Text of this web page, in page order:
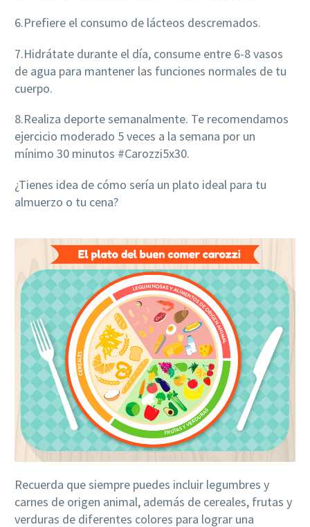
6.Prefiere el consumo de lácteos descremados.
7.Hidrátate durante el día, consume entre 6-8 vasos
de agua para mantener las funciones normales de tu
cuerpo.
8.Realiza deporte semanalmente. Te recomendamos
ejercicio moderado 5 veces a la semana por un
mínimo 30 minutos #Carozzi5x30.
¿Tienes idea de cómo sería un plato ideal para tu
almuerzo o tu cena?
Recuerda que siempre puedes incluir legumbres y
carnes de origen animal, además de cereales, frutas y
verduras de diferentes colores para lograr una